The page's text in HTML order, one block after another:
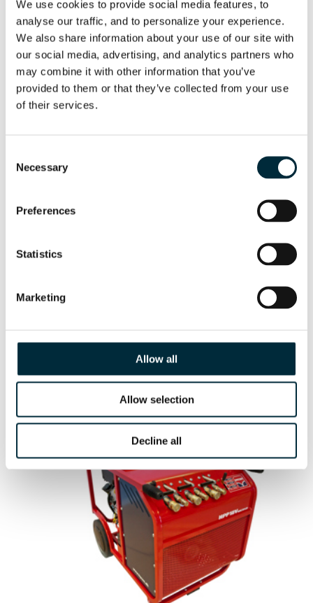
We use cookies to provide social media features, to
analyse our traffic, and to personalize your experience.
We also share information about your use of our site with
our social media, advertising, and analytics partners who
may combine it with other information that you’ve
provided to them or that they’ve collected from your use
of their services.
Selection
Necessary
Preferences
Statistics
Marketing
Allow all
Allow selection
Decline all
POWER PACK HPP18V FLEX